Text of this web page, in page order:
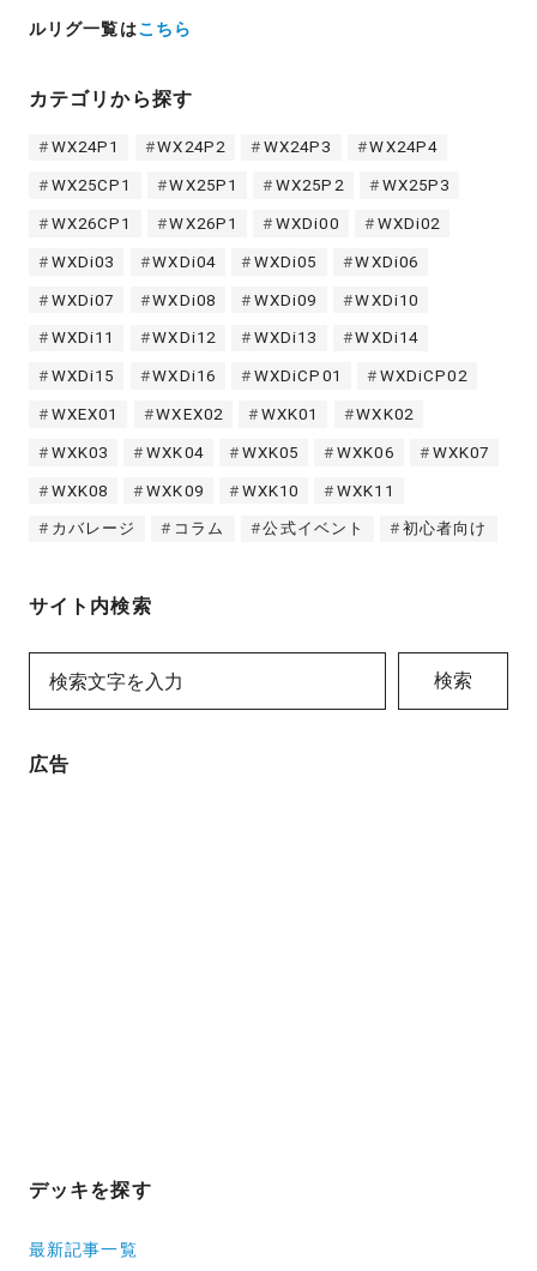
ルリグ一覧はこちら
カテゴリから探す
WX24P1 WX24P2 WX24P3 WX24P4
WX25CP1 WX25P1 WX25P2 WX25P3
WX26CP1 WX26P1 WXDi00 WXDi02
WXDi03 WXDi04 WXDi05 WXDi06
WXDi07 WXDi08 WXDi09 WXDi10
WXDi11 WXDi12 WXDi13 WXDi14
WXDi15 WXDi16 WXDiCP01 WXDiCP02
WXEX01 WXEX02 WXK01 WXK02
WXK03 WXK04 WXK05 WXK06 WXK07
WXK08 WXK09 WXK10 WXK11
カバレージ コラム 公式イベント 初心者向け
サイト内検索
検索
広告
デッキを探す
最新記事一覧